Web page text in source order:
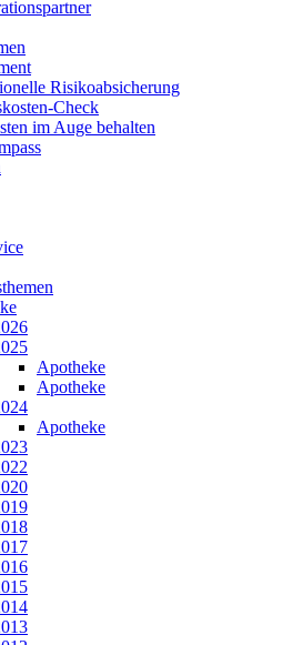
Risikoabsicherung
Check
im Auge behalten
Apotheke
Apotheke
Apotheke